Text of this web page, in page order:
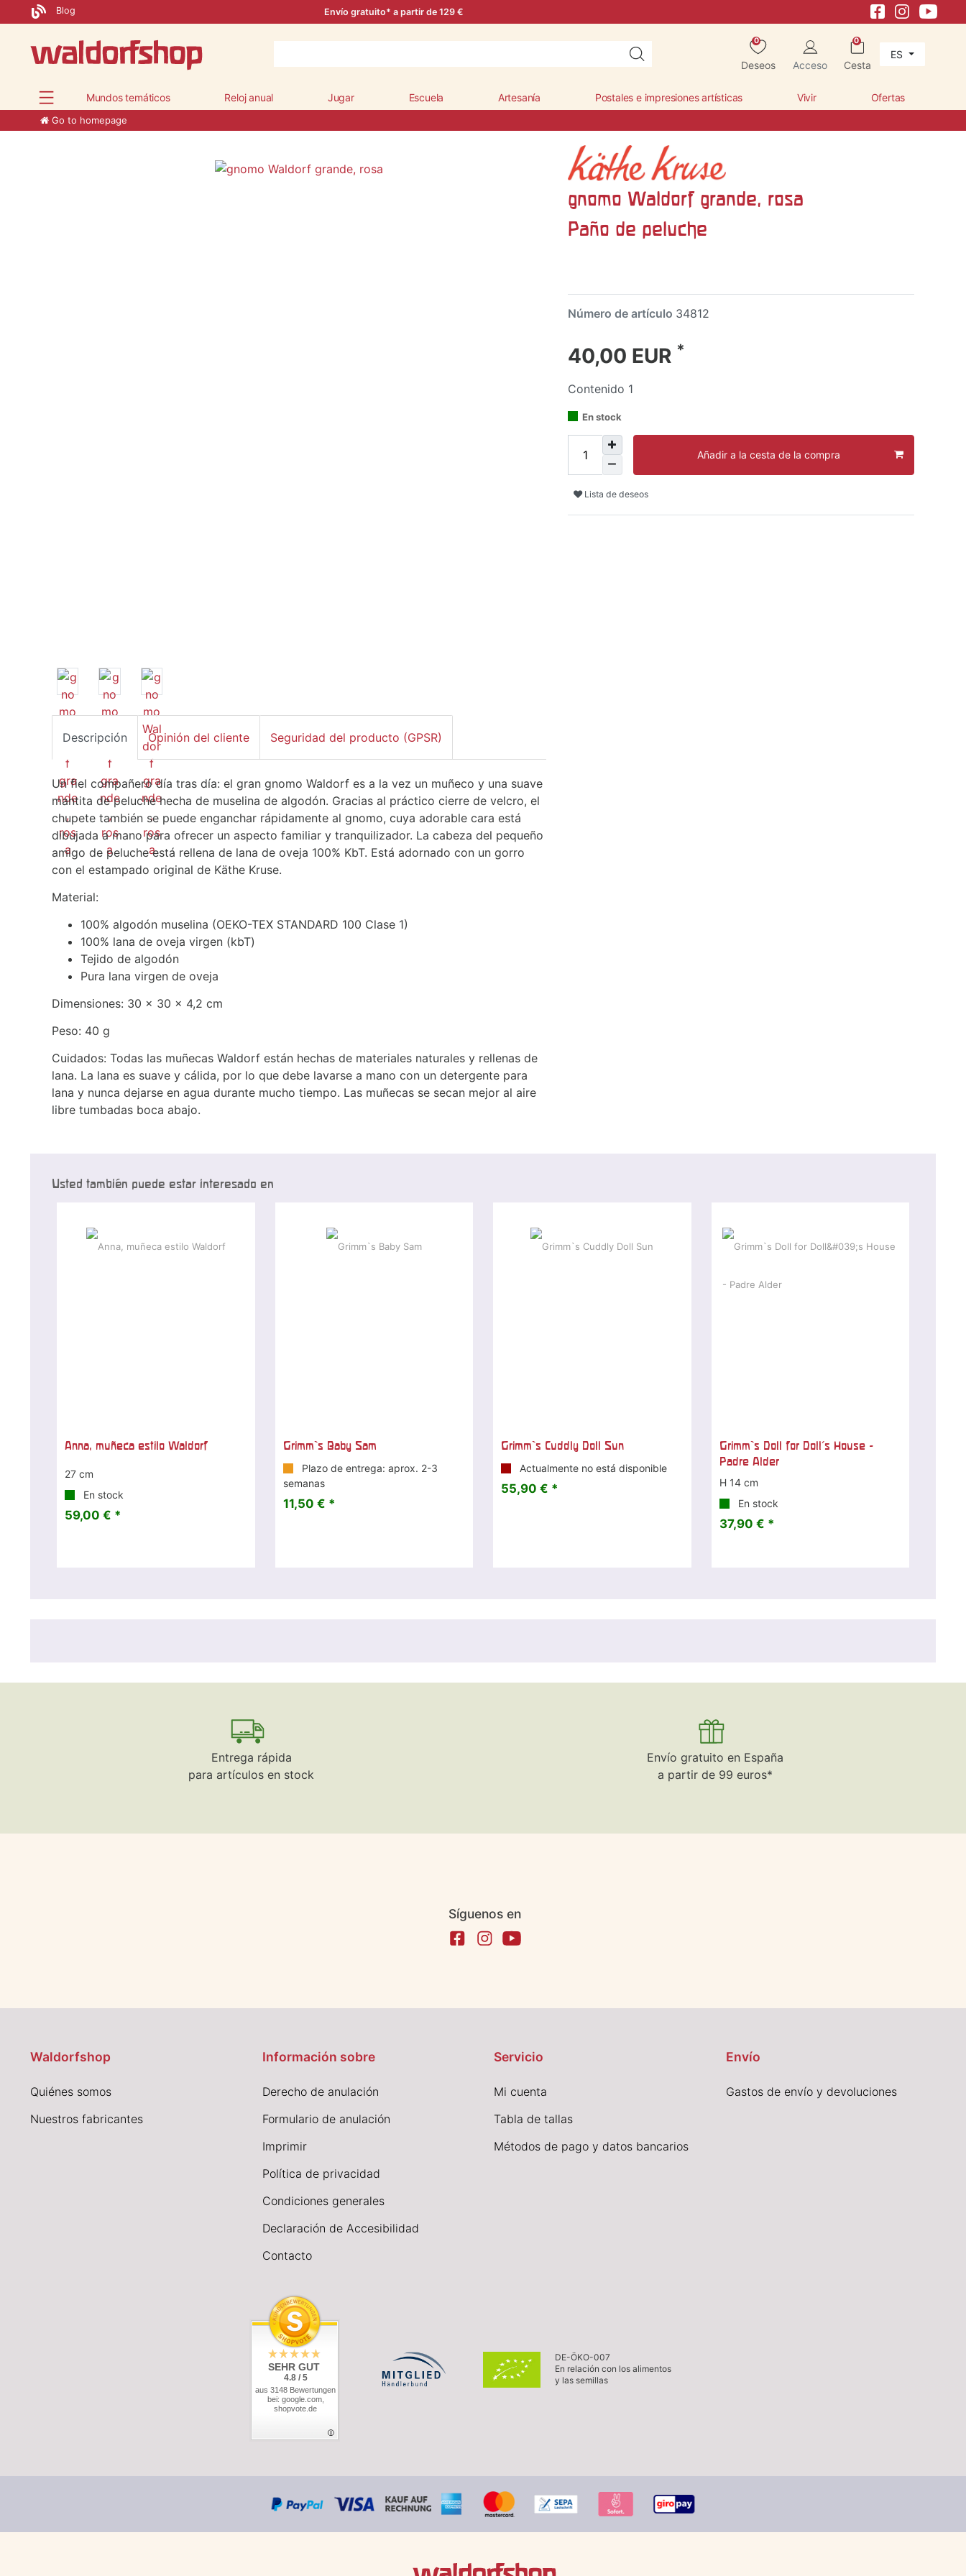
Blog Envío gratuito* a partir de 129 €
0
Deseos Acceso
0
Cesta
ES
Mundos temáticos Reloj anual Jugar Escuela Artesanía Postales e impresiones artísticas Vivir Ofertas
Go to homepage
gnomo Waldorf grande, rosa
Paño de peluche
Número de artículo 34812
40,00 EUR *
Contenido 1
En stock
Añadir a la cesta de la compra
Lista de deseos
Descripción Opinión del cliente Seguridad del producto (GPSR)
Un fiel compañero día tras día: el gran gnomo Waldorf es a la vez un muñeco y una suave
mantita de peluche hecha de muselina de algodón. Gracias al práctico cierre de velcro, el
chupete también se puede enganchar rápidamente al gnomo, cuya adorable cara está
dibujada a mano para ofrecer un aspecto familiar y tranquilizador. La cabeza del pequeño
amigo de peluche está rellena de lana de oveja 100% KbT. Está adornado con un gorro
con el estampado original de Käthe Kruse.
Material:
100% algodón muselina (OEKO-TEX STANDARD 100 Clase 1)
100% lana de oveja virgen (kbT)
Tejido de algodón
Pura lana virgen de oveja
Dimensiones: 30 x 30 x 4,2 cm
Peso: 40 g
Cuidados: Todas las muñecas Waldorf están hechas de materiales naturales y rellenas de
lana. La lana es suave y cálida, por lo que debe lavarse a mano con un detergente para
lana y nunca dejarse en agua durante mucho tiempo. Las muñecas se secan mejor al aire
libre tumbadas boca abajo.
Usted también puede estar interesado en
Anna, muñeca estilo Waldorf
27 cm
En stock
59,00 € *
Grimm`s Baby Sam
Plazo de entrega: aprox. 2-3
semanas
11,50 € *
Grimm`s Cuddly Doll Sun
Actualmente no está disponible
55,90 € *
Grimm`s Doll for Doll's House -
Padre Alder
H 14 cm
En stock
37,90 € *
Entrega rápida
para artículos en stock
Envío gratuito en España
a partir de 99 euros*
Síguenos en
Waldorfshop
Quiénes somos
Nuestros fabricantes
Información sobre
Derecho de anulación
Formulario de anulación
Imprimir
Política de privacidad
Condiciones generales
Declaración de Accesibilidad
Contacto
Servicio
Mi cuenta
Tabla de tallas
Métodos de pago y datos bancarios
Envío
Gastos de envío y devoluciones
SEHR GUT
4.8 / 5
aus 3148 Bewertungen
bei: google.com,
shopvote.de
DE-ÖKO-007
En relación con los alimentos
y las semillas